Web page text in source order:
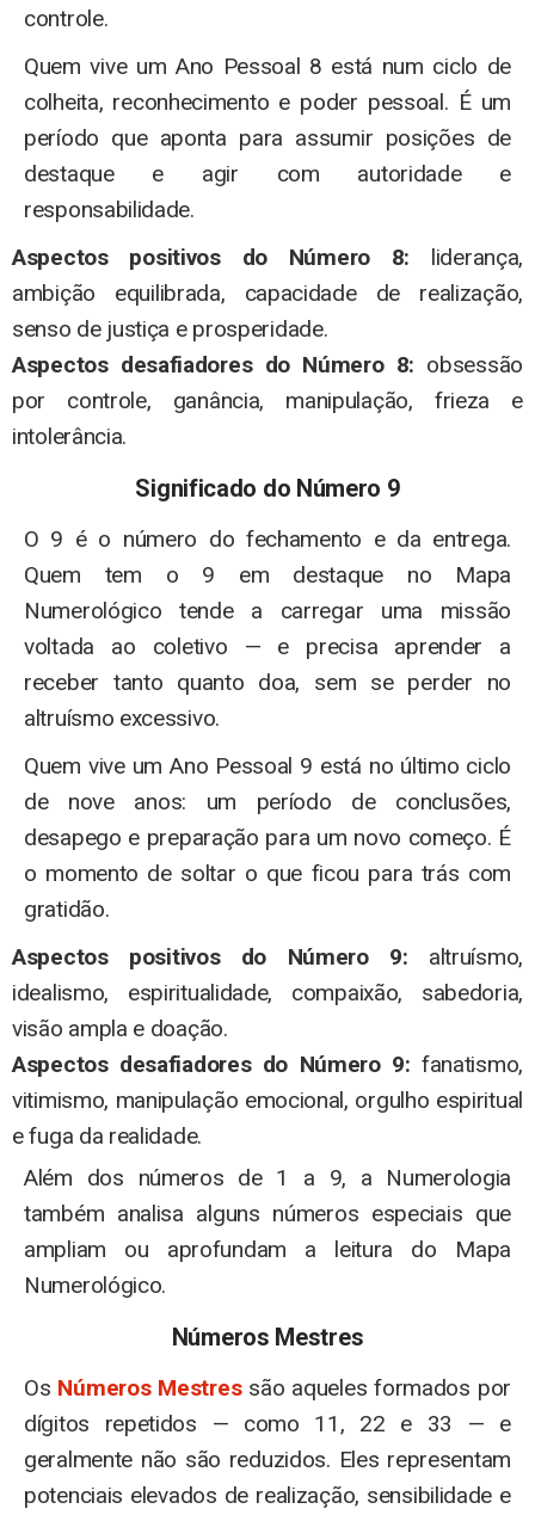
controle.
Quem vive um Ano Pessoal 8 está num ciclo de
colheita, reconhecimento e poder pessoal. É um
período que aponta para assumir posições de
destaque e agir com autoridade e
responsabilidade.
Aspectos positivos do Número 8: liderança,
ambição equilibrada, capacidade de realização,
senso de justiça e prosperidade.
Aspectos desafiadores do Número 8: obsessão
por controle, ganância, manipulação, frieza e
intolerância.
Significado do Número 9
O 9 é o número do fechamento e da entrega.
Quem tem o 9 em destaque no Mapa
Numerológico tende a carregar uma missão
voltada ao coletivo — e precisa aprender a
receber tanto quanto doa, sem se perder no
altruísmo excessivo.
Quem vive um Ano Pessoal 9 está no último ciclo
de nove anos: um período de conclusões,
desapego e preparação para um novo começo. É
o momento de soltar o que ficou para trás com
gratidão.
Aspectos positivos do Número 9: altruísmo,
idealismo, espiritualidade, compaixão, sabedoria,
visão ampla e doação.
Aspectos desafiadores do Número 9: fanatismo,
vitimismo, manipulação emocional, orgulho espiritual
e fuga da realidade.
Além dos números de 1 a 9, a Numerologia
também analisa alguns números especiais que
ampliam ou aprofundam a leitura do Mapa
Numerológico.
Números Mestres
Os Números Mestressão aqueles formados por
dígitos repetidos — como 11, 22 e 33 — e
geralmente não são reduzidos. Eles representam
potenciais elevados de realização, sensibilidade e